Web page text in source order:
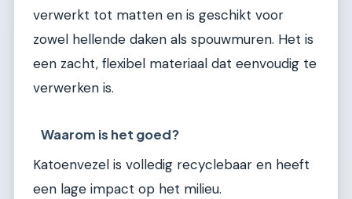
verwerkt tot matten en is geschikt voor
zowel hellende daken als spouwmuren. Het is
een zacht, flexibel materiaal dat eenvoudig te
verwerken is.
Waarom is het goed?
Katoenvezel is volledig recyclebaar en heeft
een lage impact op het milieu.